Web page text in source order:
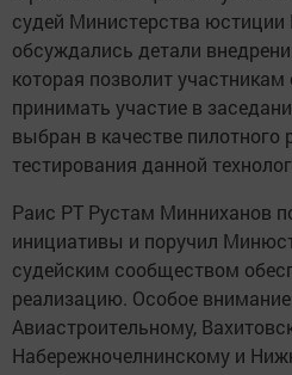
судей Министерства юстиции
обсуждались детали
которая позволит
принимать участие в
выбран в качестве пилотного
тестирования данной
Раис РТ Рустам Минниханов
инициативы и поручил
судейским сообществом
реализацию. Особое
Авиастроительному,
Набережночелнинскому и